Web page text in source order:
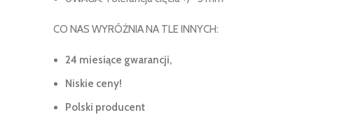
CO NAS WYRÓŻNIA NA TLE INNYCH:
24 miesiące gwarancji,
Niskie ceny!
Polski producent